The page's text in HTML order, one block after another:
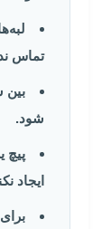
تماس
بین
شود.
پیچ
ایجاد